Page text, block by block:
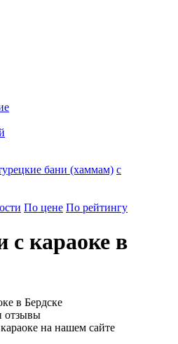
бани (хаммам) с
По цене По рейтингу
с караоке в
в Бердске
отзывы
на нашем сайте